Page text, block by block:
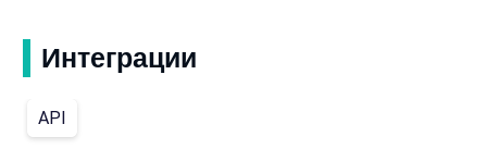
Интеграции
API